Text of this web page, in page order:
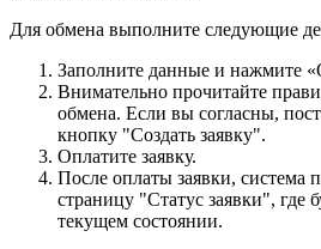
Для обмена выполните следующие
Заполните данные и нажмите
Внимательно прочитайте
обмена. Если вы согласны,
кнопку "Создать заявку".
Оплатите заявку.
После оплаты заявки, система
страницу "Статус заявки", где
текущем состоянии.